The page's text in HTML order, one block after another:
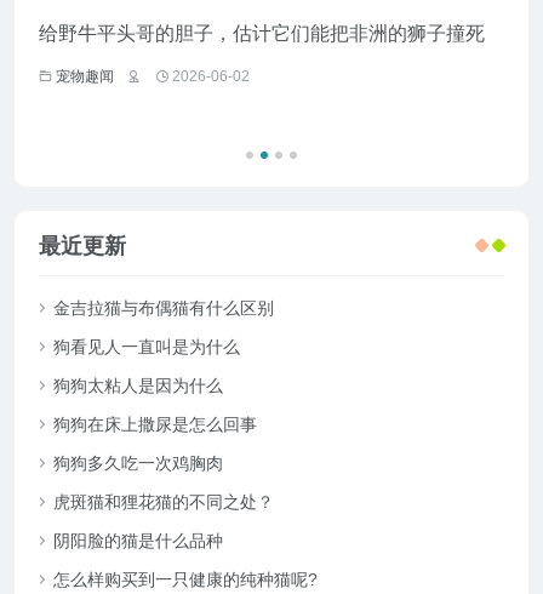
给野牛平头哥的胆子，估计它们能把非洲的狮子撞死
宠物趣闻 2026-06-02
最近更新
金吉拉猫与布偶猫有什么区别
狗看见人一直叫是为什么
狗狗太粘人是因为什么
狗狗在床上撒尿是怎么回事
狗狗多久吃一次鸡胸肉
虎斑猫和狸花猫的不同之处？
阴阳脸的猫是什么品种
怎么样购买到一只健康的纯种猫呢?